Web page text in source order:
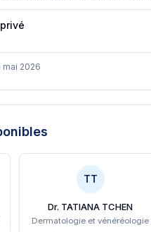
mai 2026
TT
Dr. TATIANA TCHEN
Dermatologie et vénéréologie